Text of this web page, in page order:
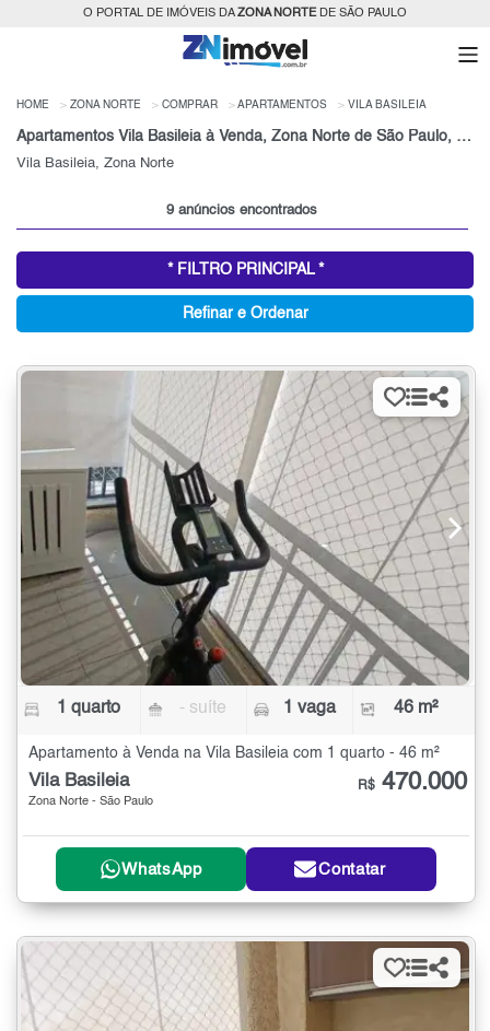
O PORTAL DE IMÓVEIS DAZONA NORTEDE SÃO PAULO
HOME ZONA NORTE COMPRAR APARTAMENTOS VILA BASILEIA
Apartamentos Vila Basileia à Venda, Zona Norte de São Paulo, SP
Vila Basileia, Zona Norte
9 anúncios encontrados
* FILTRO PRINCIPAL *
Refinar e Ordenar
1 quarto - suíte 1 vaga 46 m²
Apartamento à Venda na Vila Basileia com 1 quarto - 46 m²
Vila Basileia
Zona Norte - São Paulo
R$ 470.000
WhatsApp Contatar